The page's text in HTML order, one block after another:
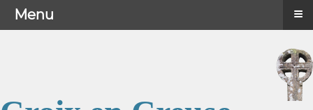
Menu ≡
Menu ≡